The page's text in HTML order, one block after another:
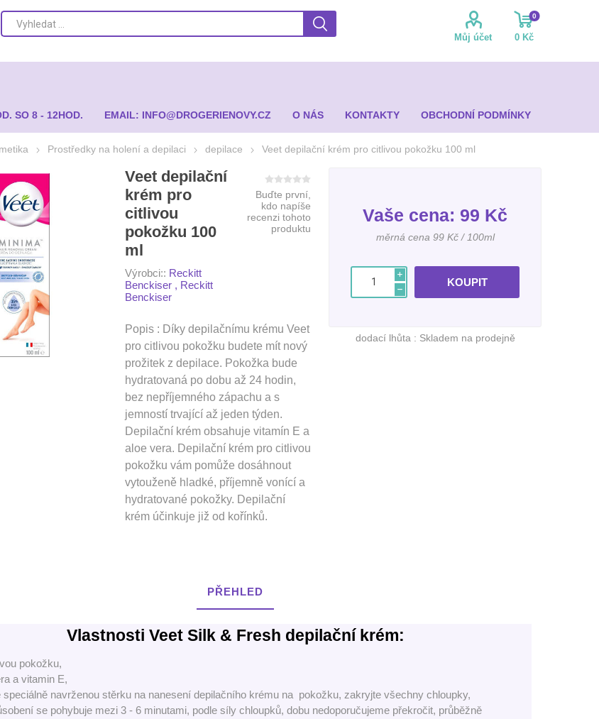
Můj účet
0
0 Kč
SO 8 - 12HOD. EMAIL: INFO@DROGERIENOVY.CZ O NÁS KONTAKTY OBCHODNÍ PODMÍNKY
Prostředky na holení a depilaci depilace Veet depilační krém pro citlivou pokožku 100 ml
Veet depilační
krém pro
citlivou
pokožku 100
ml
Výrobci:: Reckitt
Benckiser , Reckitt
Benckiser
Buďte první,
kdo napíše
recenzi tohoto
produktu
Popis : Díky depilačnímu krému Veet
pro citlivou pokožku budete mít nový
prožitek z depilace. Pokožka bude
hydratovaná po dobu až 24 hodin,
bez nepříjemného zápachu a s
jemností trvající až jeden týden.
Depilační krém obsahuje vitamín E a
aloe vera. Depilační krém pro citlivou
pokožku vám pomůže dosáhnout
vytouženě hladké, příjemně vonící a
hydratované pokožky. Depilační
krém účinkuje již od kořínků.
Vaše cena: 99 Kč
měrná cena 99 Kč / 100ml
i
h
dodací lhůta : Skladem na prodejně
PŘEHLED
Vlastnosti Veet Silk & Fresh depilační krém:
pokožku,
a vitamin E,
speciálně navrženou stěrku na nanesení depilačního krému na pokožku, zakryjte všechny chloupky,
se pohybuje mezi 3 - 6 minutami, podle síly chloupků, dobu nedoporučujeme překročit, průběžně